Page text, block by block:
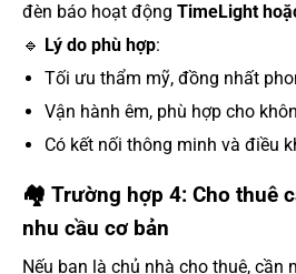
đèn báo hoạt động TimeLight
🔹 Lý do phù hợp:
Tối ưu thẩm mỹ, đồng nhất
Vận hành êm, phù hợp cho
Có kết nối thông minh và điều
🏘️ Trường hợp 4: Cho thuê
nhu cầu cơ bản
Nếu bạn là chủ nhà cho thuê, cần